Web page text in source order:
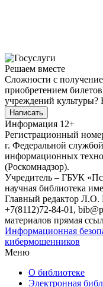
Решаем вместе
Сложности с
приобретением
учреждений культуры?
Написать
Информация 12+
Регистрационный
г. Федеральной
информационных
(Роскомнадзор).
Учредитель – ГБУК
научная библиотека
Главный редактор Л.О.
+7(8112)72-84-01,
материалов прямая
Информационная
кибермошенников
Меню
О библиотеке
Электронная